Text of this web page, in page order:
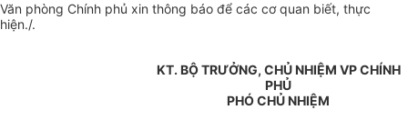
Văn phòng Chính phủ xin thông báo để các cơ quan biết, thực
hiện./.
KT. BỘ TRƯỞNG, CHỦ NHIỆM VP CHÍNH
PHỦ
PHÓ CHỦ NHIỆM